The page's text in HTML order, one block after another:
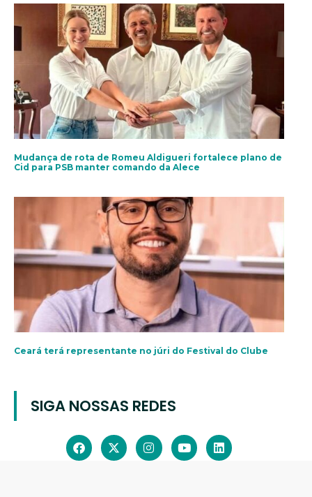
Mudança de rota de Romeu Aldigueri fortalece plano de
Cid para PSB manter comando da Alece
Ceará terá representante no júri do Festival do Clube
SIGA NOSSAS REDES